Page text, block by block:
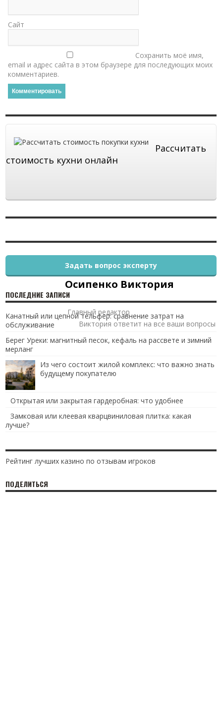
Сайт
Сохранить моё имя,
email и адрес сайта в этом браузере для последующих моих
комментариев.
Рассчитать
стоимость кухни онлайн
Осипенко Виктория
Главный редактор
Виктория ответит на все ваши вопросы
Задать вопрос эксперту
ПОСЛЕДНИЕ ЗАПИСИ
Канатный или цепной тельфер: сравнение затрат на
обслуживание
Берег Уреки: магнитный песок, кефаль на рассвете и зимний
мерланг
Из чего состоит жилой комплекс: что важно знать
будущему покупателю
Открытая или закрытая гардеробная: что удобнее
Замковая или клеевая кварцвиниловая плитка: какая
лучше?
Рейтинг лучших казино по отзывам игроков
ПОДЕЛИТЬСЯ